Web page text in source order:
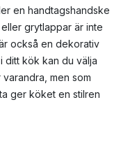
en handtagshandske
grytlappar är inte
också en dekorativ
ditt kök kan du välja
men som
ger köket en stilren